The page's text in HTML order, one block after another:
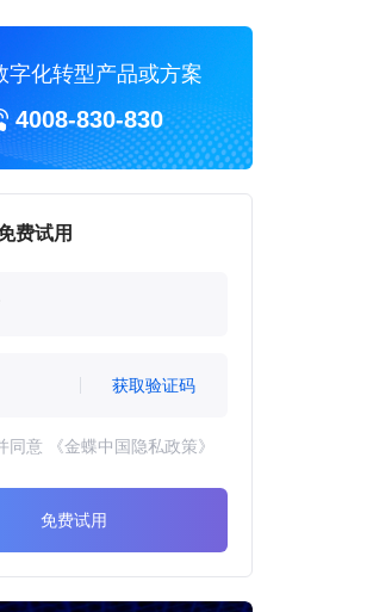
字化转型产品或方案
4008-830-830
费试用
获取验证码
同意 《金蝶中国隐私政策》
免费试用